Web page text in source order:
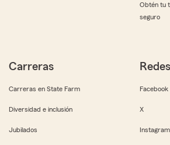
Obtén tu
seguro
Carreras
Carreras en State Farm
Diversidad e inclusión
Jubilados
Facebook
X
Instagram